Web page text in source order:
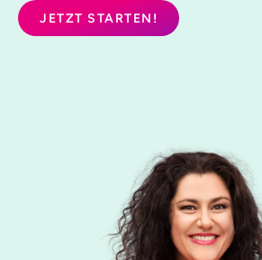
JETZT STARTEN!